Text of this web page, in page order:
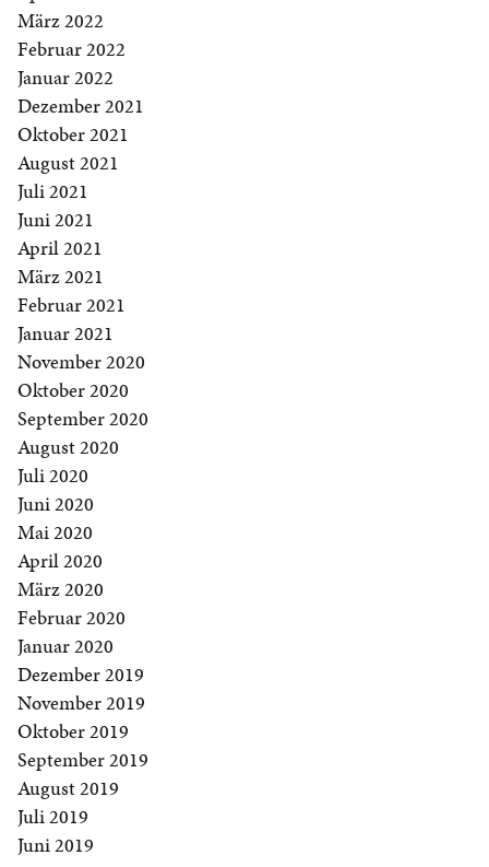
März 2022
Februar 2022
Januar 2022
Dezember 2021
Oktober 2021
August 2021
Juli 2021
Juni 2021
April 2021
März 2021
Februar 2021
Januar 2021
November 2020
Oktober 2020
September 2020
August 2020
Juli 2020
Juni 2020
Mai 2020
April 2020
März 2020
Februar 2020
Januar 2020
Dezember 2019
November 2019
Oktober 2019
September 2019
August 2019
Juli 2019
Juni 2019